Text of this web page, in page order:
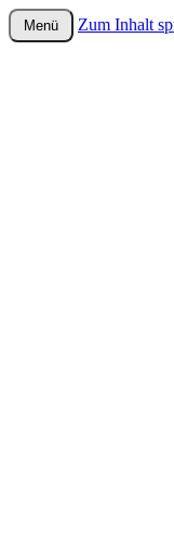
wurster-
Menü Zum Inhalt